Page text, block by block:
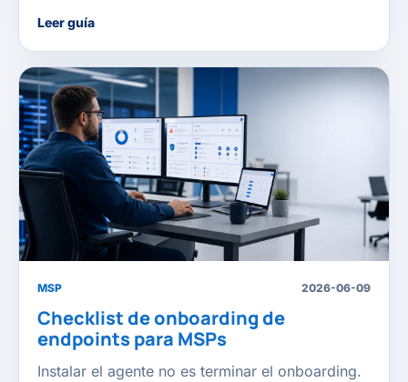
Leer guía
MSP 2026-06-09
Checklist de onboarding de
endpoints para MSPs
Instalar el agente no es terminar el onboarding.